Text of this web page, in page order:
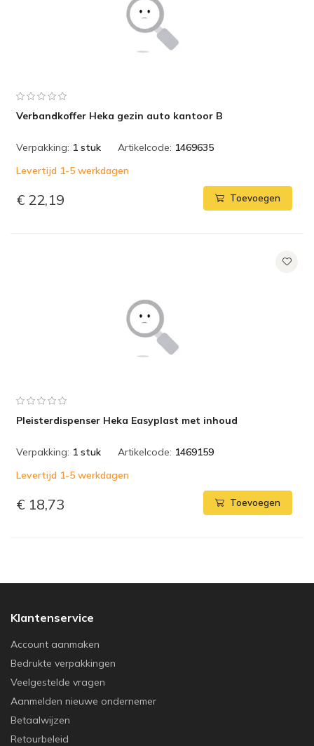
Verbandkoffer Heka gezin auto kantoor B
Verpakking: 1 stuk Artikelcode: 1469635
Levertijd 1-5 werkdagen
€ 22,19 Toevoegen
Pleisterdispenser Heka Easyplast met inhoud
Verpakking: 1 stuk Artikelcode: 1469159
Levertijd 1-5 werkdagen
€ 18,73 Toevoegen
Klantenservice
Account aanmaken
Bedrukte verpakkingen
Veelgestelde vragen
Aanmelden nieuwe ondernemer
Betaalwijzen
Retourbeleid